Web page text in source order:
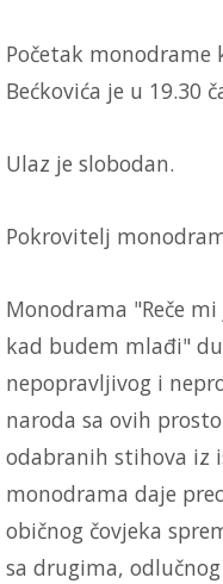
Početak
Bećkovića je u 19.30
Ulaz je slobodan.
Pokrovitelj
Monodrama "Reče
kad budem mlađi"
nepopravljivog i
naroda sa ovih
odabranih stihova iz
monodrama daje
običnog čovjeka
sa drugima,